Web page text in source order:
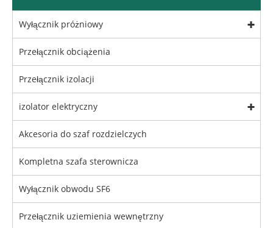
Wyłącznik próżniowy
Przełącznik obciążenia
Przełącznik izolacji
izolator elektryczny
Akcesoria do szaf rozdzielczych
Kompletna szafa sterownicza
Wyłącznik obwodu SF6
Przełącznik uziemienia wewnętrzny